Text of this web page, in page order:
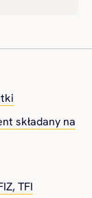
składany na
TFI